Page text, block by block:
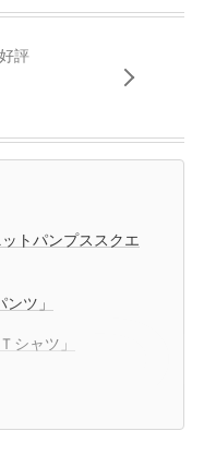
評
トパンプススクエ
ツ」
シャツ」